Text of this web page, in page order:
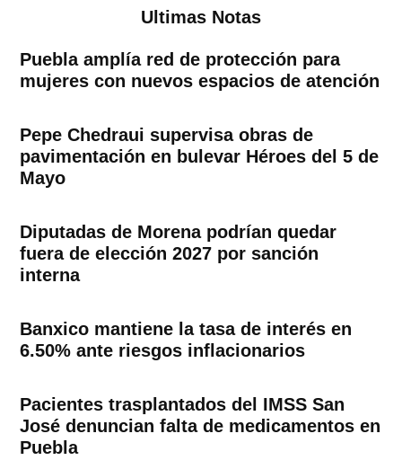
Ultimas Notas
Puebla amplía red de protección para
mujeres con nuevos espacios de atención
Pepe Chedraui supervisa obras de
pavimentación en bulevar Héroes del 5 de
Mayo
Diputadas de Morena podrían quedar
fuera de elección 2027 por sanción
interna
Banxico mantiene la tasa de interés en
6.50% ante riesgos inflacionarios
Pacientes trasplantados del IMSS San
José denuncian falta de medicamentos en
Puebla